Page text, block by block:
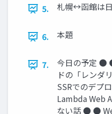
5. 札幌↔函館は
6. 本題
7.
今日の予定 ●
ドの「レンダ
SSRでのデプ
Lambda Web
ない話 ● ●